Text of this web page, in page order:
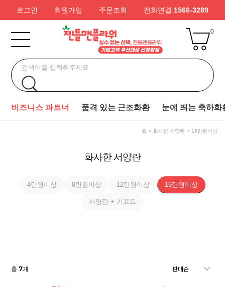
로그인 회원가입 주문조회 전화연결:1566-3289
0
비즈니스 파트너 품격 있는 근조화환 눈에 띄는 축하화
홈 화사한 서양란 16만원이상
화사한 서양란
4만원이상 8만원이상 12만원이상 16만원이상
서양란 + 기프트
총 7개